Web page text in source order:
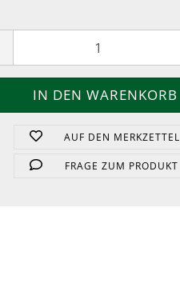
AUF DEN MERKZETTEL
FRAGE ZUM PRODUKT